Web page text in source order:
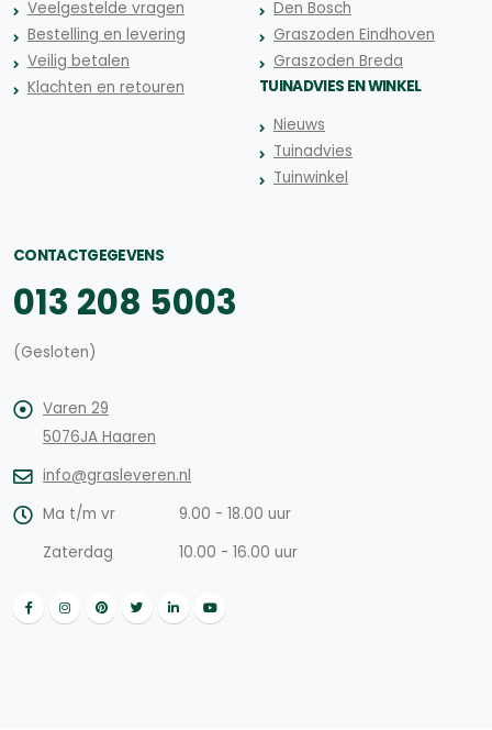
Veelgestelde vragen
Bestelling en levering
Veilig betalen
Klachten en retouren
Den Bosch
Graszoden Eindhoven
Graszoden Breda
TUINADVIES EN WINKEL
Nieuws
Tuinadvies
Tuinwinkel
CONTACTGEGEVENS
013 208 5003
(Gesloten)
Varen 29
5076JA Haaren
info@grasleveren.nl
Ma t/m vr
9.00 - 18.00 uur
Zaterdag
10.00 - 16.00 uur